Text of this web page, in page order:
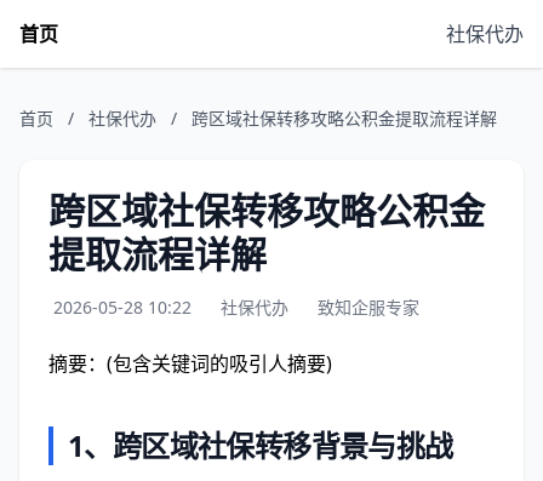
首页 社保代办
首页 / 社保代办 / 跨区域社保转移攻略公积金提取流程详解
跨区域社保转移攻略公积金
提取流程详解
2026-05-28 10:22 社保代办 致知企服专家
摘要：(包含关键词的吸引人摘要)
1、 跨区域社保转移背景与挑战